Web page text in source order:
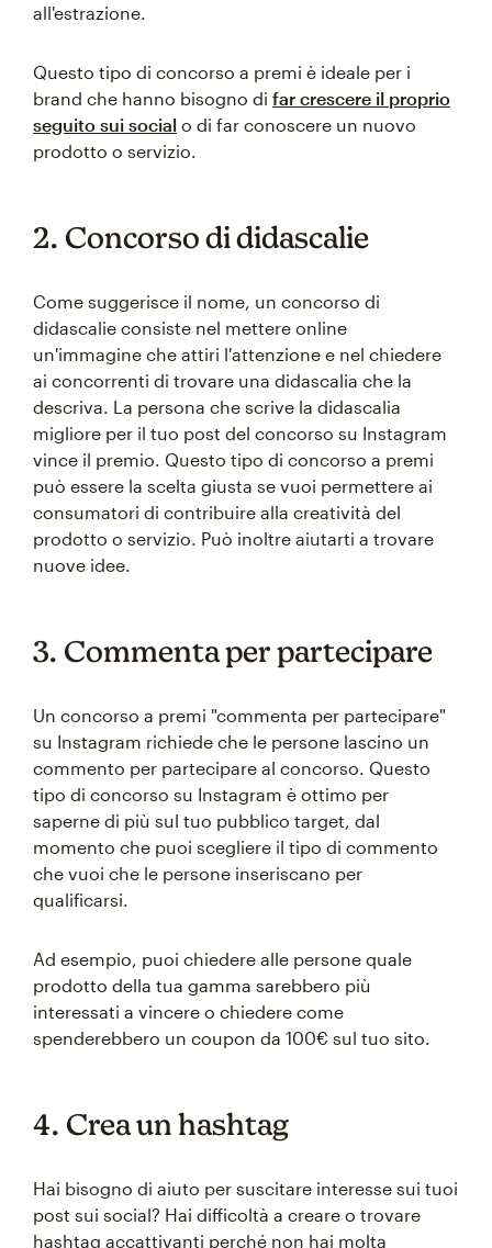
all'estrazione.
Questo tipo di concorso a premi è ideale per i
brand che hanno bisogno di far crescere il proprio
seguito sui social o di far conoscere un nuovo
prodotto o servizio.
2. Concorso di didascalie
Come suggerisce il nome, un concorso di
didascalie consiste nel mettere online
un'immagine che attiri l'attenzione e nel chiedere
ai concorrenti di trovare una didascalia che la
descriva. La persona che scrive la didascalia
migliore per il tuo post del concorso su Instagram
vince il premio. Questo tipo di concorso a premi
può essere la scelta giusta se vuoi permettere ai
consumatori di contribuire alla creatività del
prodotto o servizio. Può inoltre aiutarti a trovare
nuove idee.
3. Commenta per partecipare
Un concorso a premi "commenta per partecipare"
su Instagram richiede che le persone lascino un
commento per partecipare al concorso. Questo
tipo di concorso su Instagram è ottimo per
saperne di più sul tuo pubblico target, dal
momento che puoi scegliere il tipo di commento
che vuoi che le persone inseriscano per
qualificarsi.
Ad esempio, puoi chiedere alle persone quale
prodotto della tua gamma sarebbero più
interessati a vincere o chiedere come
spenderebbero un coupon da 100€ sul tuo sito.
4. Crea un hashtag
Hai bisogno di aiuto per suscitare interesse sui tuoi
post sui social? Hai difficoltà a creare o trovare
hashtag accattivanti perché non hai molta